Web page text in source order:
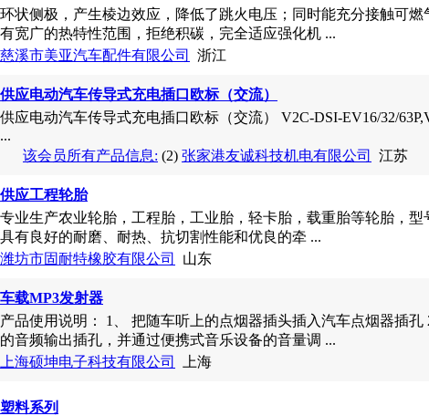
环状侧极，产生棱边效应，降低了跳火电压；同时能充分接触可
有宽广的热特性范围，拒绝积碳，完全适应强化机 ...
慈溪市美亚汽车配件有限公司
浙江
供应电动汽车传导式充电插口欧标（交流）
供应电动汽车传导式充电插口欧标（交流） V2C-DSI-EV16/32/
...
该会员所有产品信息: (2) 张家港友诚科技机电有限公司 江苏
供应工程轮胎
专业生产农业轮胎，工程胎，工业胎，轻卡胎，载重胎等轮胎，
具有良好的耐磨、耐热、抗切割性能和优良的牵 ...
潍坊市固耐特橡胶有限公司
山东
车载MP3发射器
产品使用说明： 1、 把随车听上的点烟器插头插入汽车点烟器插
的音频输出插孔，并通过便携式音乐设备的音量调 ...
上海硕坤电子科技有限公司
上海
塑料系列